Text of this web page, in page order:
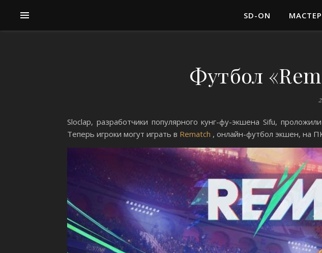
SD-ON
Футбол
Sloclap, разработчики популярного кунг-фу-экшена Sifu,
Теперь игроки могут играть в Rematch , онлайн-футбол экшен, на